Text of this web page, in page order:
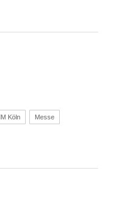
Köln Messe